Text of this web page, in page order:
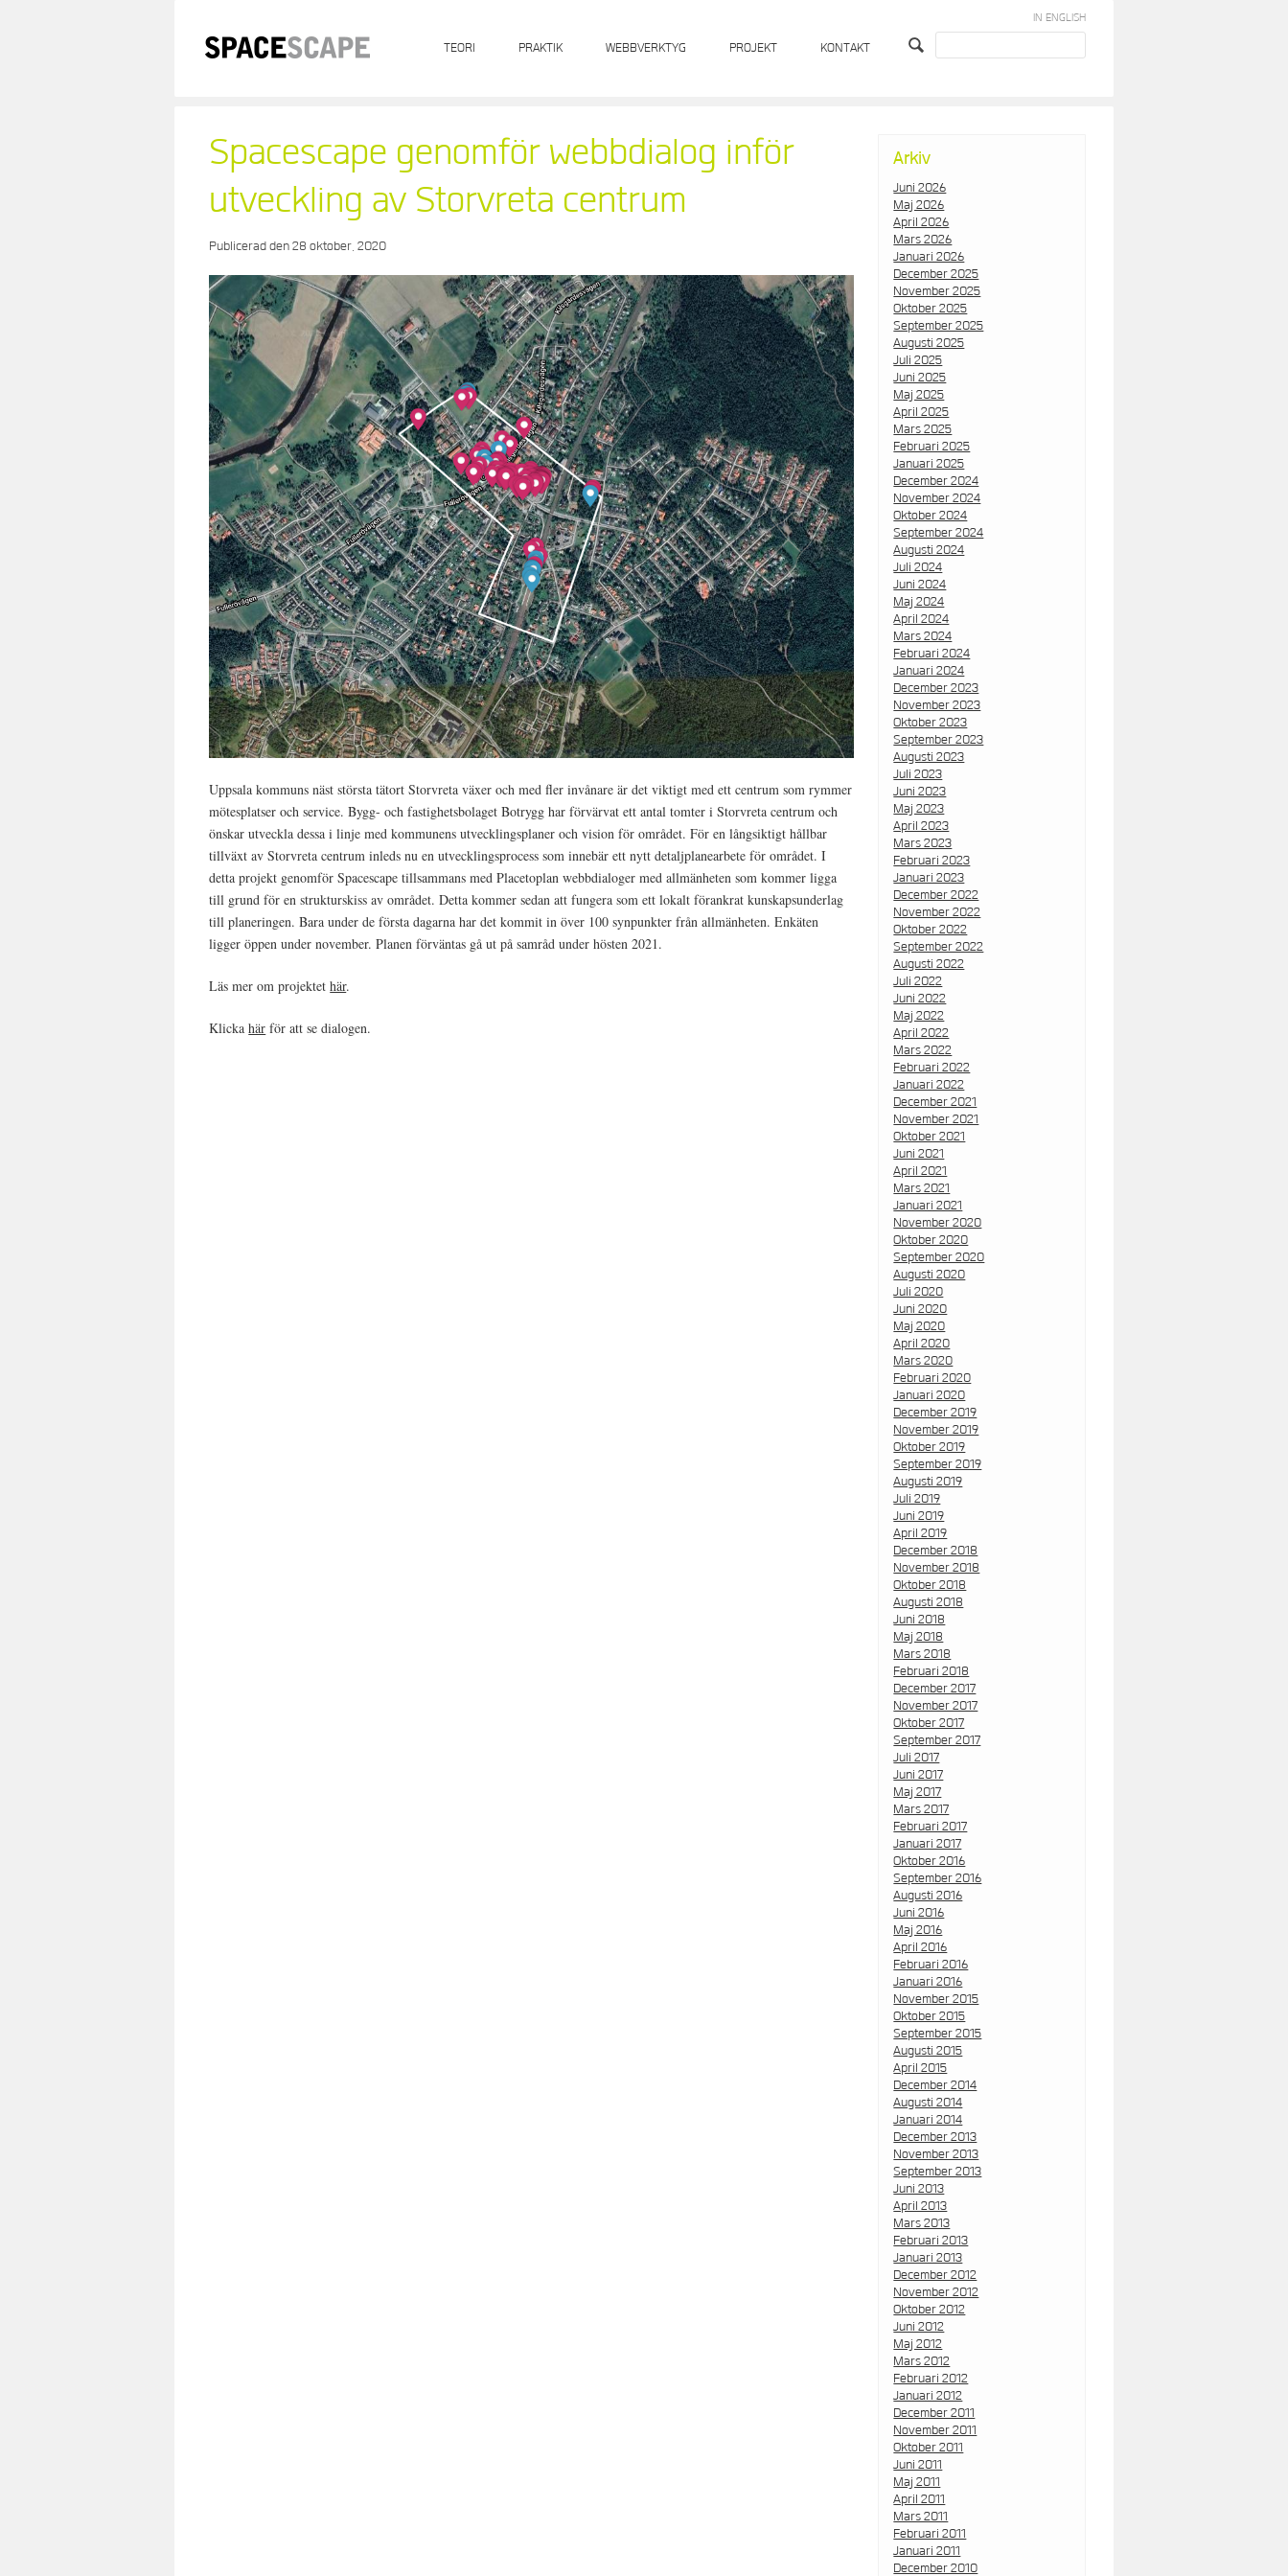
TEORI PRAKTIK WEBBVERKTYG PROJEKT KONTAKT
IN ENGLISH
Spacescape genomför webbdialog inför
utveckling av Storvreta centrum
Publicerad den28 oktober, 2020
Uppsala kommuns näst största tätort Storvreta växer och med fler invånare är det viktigt med ett centrum som rymmer
mötesplatser och service. Bygg- och fastighetsbolaget Botrygg har förvärvat ett antal tomter i Storvreta centrum och
önskar utveckla dessa i linje med kommunens utvecklingsplaner och vision för området. För en långsiktigt hållbar
tillväxt av Storvreta centrum inleds nu en utvecklingsprocess som innebär ett nytt detaljplanearbete för området. I
detta projekt genomför Spacescape tillsammans med Placetoplan webbdialoger med allmänheten som kommer ligga
till grund för en strukturskiss av området. Detta kommer sedan att fungera som ett lokalt förankrat kunskapsunderlag
till planeringen. Bara under de första dagarna har det kommit in över 100 synpunkter från allmänheten. Enkäten
ligger öppen under november. Planen förväntas gå ut på samråd under hösten 2021.
Läs mer om projektethär.
Klickahär för att se dialogen.
Arkiv
Juni 2026
Maj 2026
April 2026
Mars 2026
Januari 2026
December 2025
November 2025
Oktober 2025
September 2025
Augusti 2025
Juli 2025
Juni 2025
Maj 2025
April 2025
Mars 2025
Februari 2025
Januari 2025
December 2024
November 2024
Oktober 2024
September 2024
Augusti 2024
Juli 2024
Juni 2024
Maj 2024
April 2024
Mars 2024
Februari 2024
Januari 2024
December 2023
November 2023
Oktober 2023
September 2023
Augusti 2023
Juli 2023
Juni 2023
Maj 2023
April 2023
Mars 2023
Februari 2023
Januari 2023
December 2022
November 2022
Oktober 2022
September 2022
Augusti 2022
Juli 2022
Juni 2022
Maj 2022
April 2022
Mars 2022
Februari 2022
Januari 2022
December 2021
November 2021
Oktober 2021
Juni 2021
April 2021
Mars 2021
Januari 2021
November 2020
Oktober 2020
September 2020
Augusti 2020
Juli 2020
Juni 2020
Maj 2020
April 2020
Mars 2020
Februari 2020
Januari 2020
December 2019
November 2019
Oktober 2019
September 2019
Augusti 2019
Juli 2019
Juni 2019
April 2019
December 2018
November 2018
Oktober 2018
Augusti 2018
Juni 2018
Maj 2018
Mars 2018
Februari 2018
December 2017
November 2017
Oktober 2017
September 2017
Juli 2017
Juni 2017
Maj 2017
Mars 2017
Februari 2017
Januari 2017
Oktober 2016
September 2016
Augusti 2016
Juni 2016
Maj 2016
April 2016
Februari 2016
Januari 2016
November 2015
Oktober 2015
September 2015
Augusti 2015
April 2015
December 2014
Augusti 2014
Januari 2014
December 2013
November 2013
September 2013
Juni 2013
April 2013
Mars 2013
Februari 2013
Januari 2013
December 2012
November 2012
Oktober 2012
Juni 2012
Maj 2012
Mars 2012
Februari 2012
Januari 2012
December 2011
November 2011
Oktober 2011
Juni 2011
Maj 2011
April 2011
Mars 2011
Februari 2011
Januari 2011
December 2010